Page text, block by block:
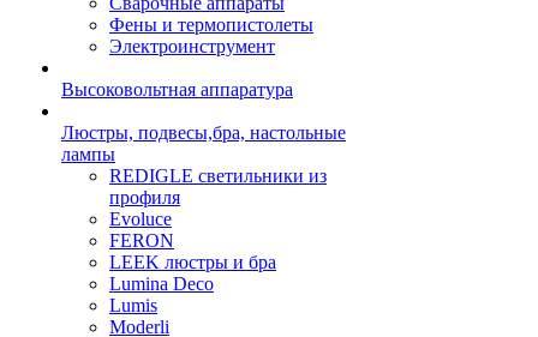
Фены и термопистолеты
Электроинструмент
Высоковольтная аппаратура
Люстры, подвесы,бра, настольные
лампы
REDIGLE светильники из
профиля
Evoluce
FERON
LEEK люстры и бра
Lumina Deco
Lumis
Moderli